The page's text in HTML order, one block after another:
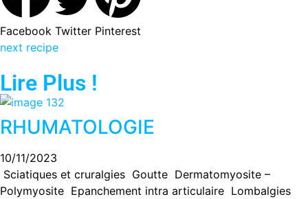
Facebook Twitter Pinterest
next recipe
Lire Plus !
RHUMATOLOGIE
10/11/2023
Sciatiques et cruralgies Goutte Dermatomyosite –
Polymyosite Epanchement intra articulaire Lombalgies